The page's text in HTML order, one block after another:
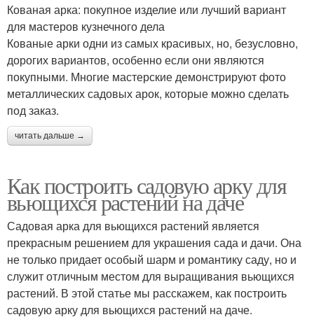
Кованая арка: покупное изделие или лучший вариант
для мастеров кузнечного дела
Кованые арки одни из самых красивых, но, безусловно,
дорогих вариантов, особенно если они являются
покупными. Многие мастерские демонстрируют фото
металлических садовых арок, которые можно сделать
под заказ.
читать дальше →
Как построить садовую арку для
вьющихся растений на даче
Садовая арка для вьющихся растений является
прекрасным решением для украшения сада и дачи. Она
не только придает особый шарм и романтику саду, но и
служит отличным местом для выращивания вьющихся
растений. В этой статье мы расскажем, как построить
садовую арку для вьющихся растений на даче.